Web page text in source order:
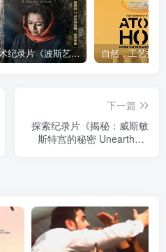
艺术纪录片《波斯艺术 Art of Persia》下载
下一篇
探索纪录片《揭秘：威斯敏
斯特宫的秘密 Unearthed: